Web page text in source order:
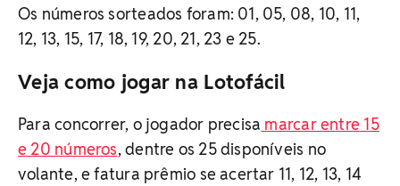
Os números sorteados foram: 01, 05, 08, 10, 11,
12, 13, 15, 17, 18, 19, 20, 21, 23 e 25.
Veja como jogar na Lotofácil
Para concorrer, o jogador precisa marcar entre 15
e 20 números, dentre os 25 disponíveis no
volante, e fatura prêmio se acertar 11, 12, 13, 14